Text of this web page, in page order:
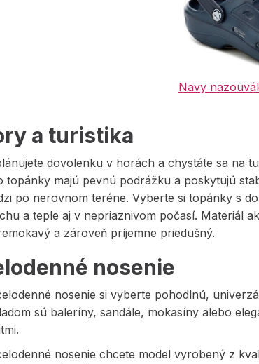
Navy
a turistika
dovolenku v horách a chystáte sa na
topánky majú pevnú podrážku a poskytujú
po nerovnom teréne. Vyberte si topánky s
a teple aj v nepriaznivom počasí. Materiál
a zároveň príjemne priedušný.
nosenie
nosenie si vyberte pohodlnú,
sú baleríny, sandále, mokasíny alebo
nosenie chcete model vyrobený z